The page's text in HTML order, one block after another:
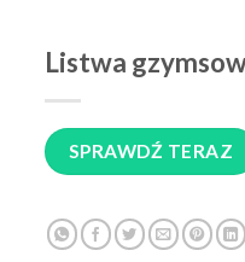
Listwa
SPRAWDŹ TERAZ